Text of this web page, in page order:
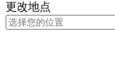
更改地点